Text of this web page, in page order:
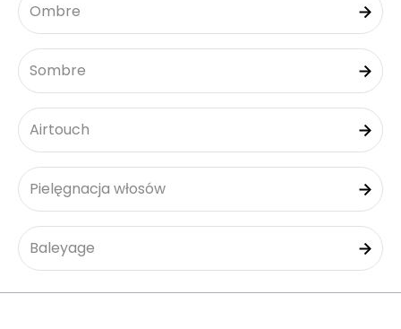
Ombre
Sombre
Airtouch
Pielęgnacja włosów
Baleyage